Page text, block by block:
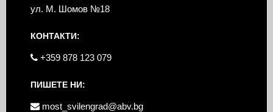
ул. М. Шомов №18
КОНТАКТИ:
+359 878 123 079
ПИШЕТЕ НИ:
most_svilengrad@abv.bg